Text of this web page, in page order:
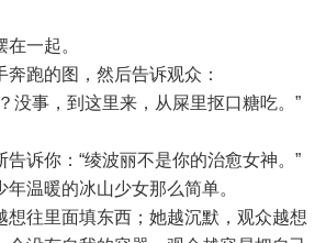
一起。
奔跑的图，然后告诉观众：
没事，到这里来，从屎里抠口糖吃。”
告诉你：“绫波丽不是你的治愈女神。”
温暖的冰山少女那么简单。
想往里面填东西；她越沉默，观众越想